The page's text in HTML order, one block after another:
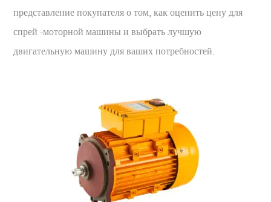
представление покупателя о том, как оценить цену для
спрей -моторной машины и выбрать лучшую
двигательную машину для ваших потребностей.